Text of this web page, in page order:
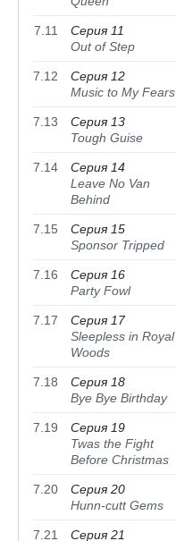
7.11
Серия 11
Out of Step
7.12
Серия 12
Music to My Fears
7.13
Серия 13
Tough Guise
7.14
Серия 14
Leave No Van
Behind
7.15
Серия 15
Sponsor Tripped
7.16
Серия 16
Party Fowl
7.17
Серия 17
Sleepless in Royal
Woods
7.18
Серия 18
Bye Bye Birthday
7.19
Серия 19
Twas the Fight
Before Christmas
7.20
Серия 20
Hunn-cutt Gems
7.21
Серия 21